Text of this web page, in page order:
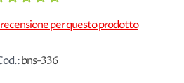
per questo prodotto
bns-336